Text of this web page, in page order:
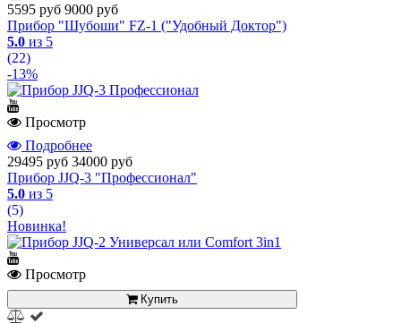
5595 руб 9000 руб
Прибор "Шубоши" FZ-1 ("Удобный Доктор")
5.0 из 5
(22)
-13%
Просмотр
Подробнее
29495 руб 34000 руб
Прибор JJQ-3 "Профессионал"
5.0 из 5
(5)
Новинка!
Просмотр
Купить